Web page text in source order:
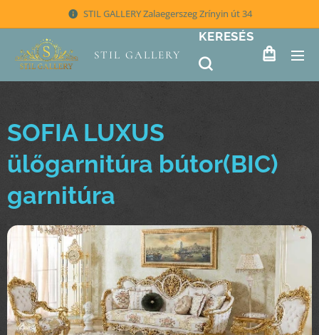
STIL GALLERY Zalaegerszeg Zrínyin út 34
STIL GALLERY
KERESÉS
SOFIA LUXUS
ülőgarnitúra bútor(BIC)
garnitúra